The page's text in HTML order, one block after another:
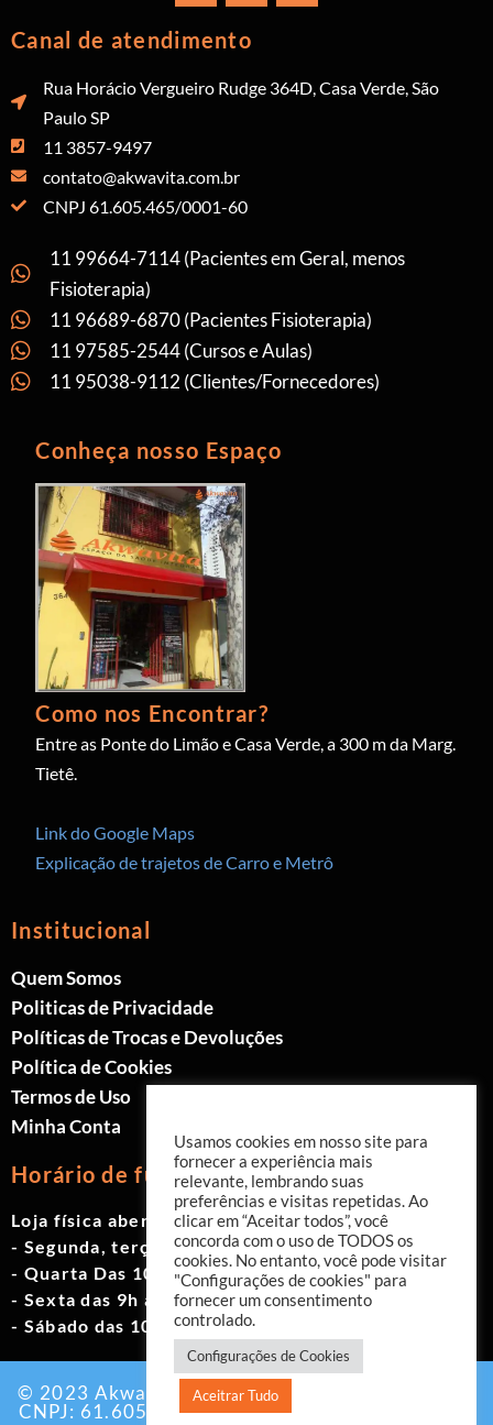
Canal de atendimento
Rua Horácio Vergueiro Rudge 364D, Casa Verde, São
Paulo SP
11 3857-9497
contato@akwavita.com.br
CNPJ 61.605.465/0001-60
11 99664-7114 (Pacientes em Geral, menos
Fisioterapia)
11 96689-6870 (Pacientes Fisioterapia)
11 97585-2544 (Cursos e Aulas)
11 95038-9112 (Clientes/Fornecedores)
Conheça nosso Espaço
Como nos Encontrar?
Entre as Ponte do Limão e Casa Verde, a 300 m da Marg.
Tietê.
Link do Google Maps
Explicação de trajetos de Carro e Metrô
Institucional
Quem Somos
Politicas de Privacidade
Políticas de Trocas e Devoluções
Política de Cookies
Termos de Uso
Minha Conta
Horário de funcionamento
Loja física aberta de Segunda à Sábado.
- Segunda, terça e quinta das 9h às 19h
- Quarta Das 10h às 18h
- Sexta das 9h às 18h
- Sábado das 10h às 17h
© 2023 Akwavita - Todos os direitos reservados.
CNPJ: 61.605.465/0001-60 Criado por:
Usamos cookies em nosso site para
fornecer a experiência mais
relevante, lembrando suas
preferências e visitas repetidas. Ao
clicar em “Aceitar todos”, você
concorda com o uso de TODOS os
cookies. No entanto, você pode visitar
"Configurações de cookies" para
fornecer um consentimento
controlado.
Configurações de Cookies
Aceitrar Tudo